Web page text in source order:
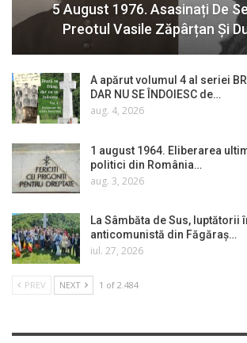
5 August 1976. Asasinați De
Preotul Vasile Zăpârțan Și
A apărut volumul 4 al seriei
DAR NU SE ÎNDOIESC de…
aug. 4, 2026
1 august 1964. Eliberarea
politici din România…
aug. 3, 2026
La Sâmbăta de Sus, luptătorii
anticomunistă din Făgăraș…
iul. 27, 2026
PREV NEXT 1 of 2.484